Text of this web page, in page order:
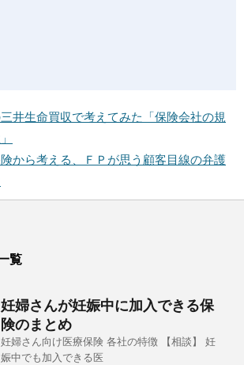
井生命買収で考えてみた「保険会社の規
から考える、ＦＰが思う顧客目線の弁護
覧
妊婦さんが妊娠中に加入できる保
険のまとめ
妊婦さん向け医療保険 各社の特徴 【相談】 妊
娠中でも加入できる医